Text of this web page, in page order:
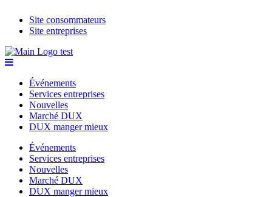
Site consommateurs
Site entreprises
Événements
Services entreprises
Nouvelles
Marché DUX
DUX manger mieux
Événements
Services entreprises
Nouvelles
Marché DUX
DUX manger mieux